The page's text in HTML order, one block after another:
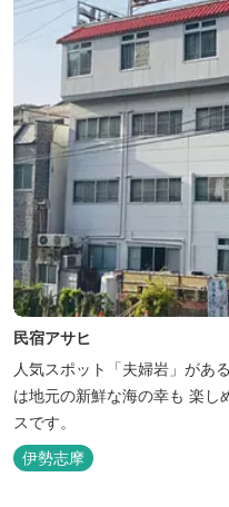
民宿アサヒ
人気スポット「夫婦岩」があ
は地元の新鮮な海の幸も 楽し
スです。
伊勢志摩